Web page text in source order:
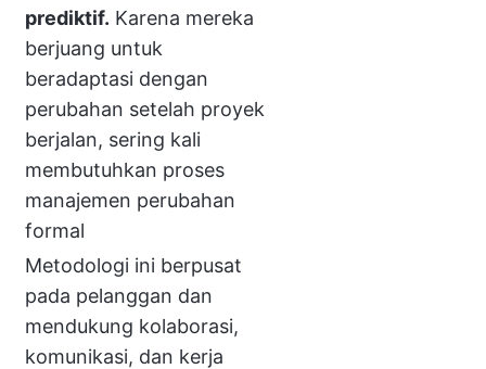
prediktif. Karena mereka
berjuang untuk
beradaptasi dengan
perubahan setelah proyek
berjalan, sering kali
membutuhkan proses
manajemen perubahan
formal
Metodologi ini berpusat
pada pelanggan dan
mendukung kolaborasi,
komunikasi, dan kerja